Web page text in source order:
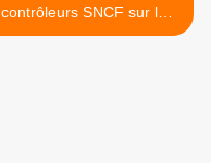
contrôleurs SNCF sur la
ligne Paris-Beauvais